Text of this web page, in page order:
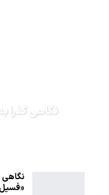
نگاهی گذرا
نگاهی